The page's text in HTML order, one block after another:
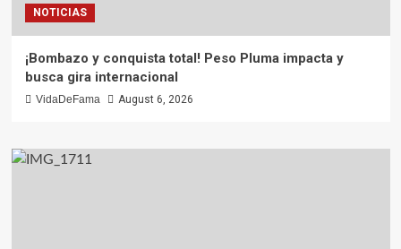
NOTICIAS
¡Bombazo y conquista total! Peso Pluma impacta y
busca gira internacional
VidaDeFama August 6, 2026